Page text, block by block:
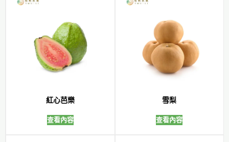
紅心芭樂
查看內容
雪梨
查看內容